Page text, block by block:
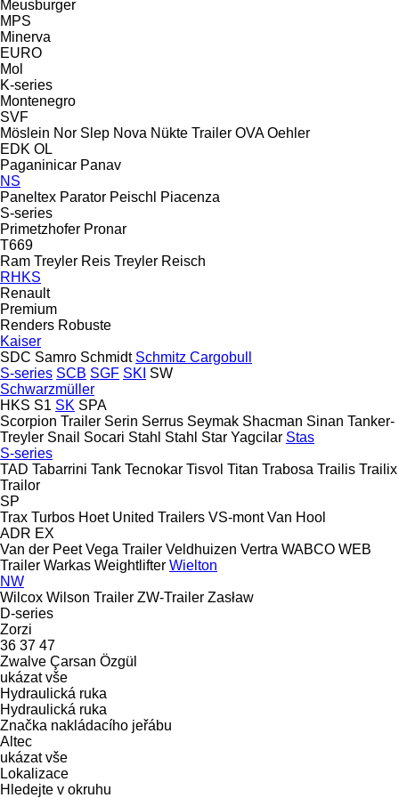
Meusburger
MPS
Minerva
EURO
Mol
K-series
Montenegro
SVF
Möslein Nor Slep Nova Nükte Trailer OVA Oehler
EDK OL
Paganinicar Panav
NS
Paneltex Parator Peischl
Piacenza
S-series
Primetzhofer Pronar
T669
Ram Treyler Reis Treyler Reisch
RHKS
Renault
Premium
Renders Robuste
Kaiser
SDC Samro Schmidt Schmitz Cargobull
S-series SCB SGF SKI SW
Schwarzmüller
HKS S1 SK SPA
Scorpion Trailer Serin Serrus Seymak Shacman Sinan Tanker-
Treyler Snail Socari Stahl Stahl Star Yagcilar Stas
S-series
TAD Tabarrini Tank Tecnokar Tisvol Titan Trabosa Trailis Trailix
Trailor
SP
Trax Turbos Hoet United Trailers VS-mont Van Hool
ADR EX
Van der Peet Vega Trailer Veldhuizen Vertra WABCO WEB
Trailer Warkas Weightlifter Wielton
NW
Wilcox Wilson Trailer ZW-Trailer Zasław
D-series
Zorzi
36 37 47
Zwalve Çarsan Özgül
ukázat vše
Hydraulická ruka
Hydraulická ruka
Značka nakládacího jeřábu
Altec
ukázat vše
Lokalizace
Hledejte v okruhu